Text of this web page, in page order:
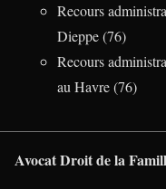
Recours
Dieppe (76)
Recours
au Havre (76)
Avocat Droit de la